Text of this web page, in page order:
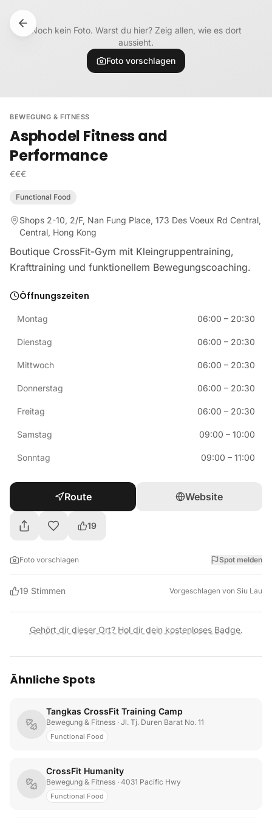
Noch kein Foto. Warst du hier? Zeig allen, wie es dort
aussieht.
Foto vorschlagen
BEWEGUNG & FITNESS
Asphodel Fitness and
Performance
€€€
Functional Food
Shops 2-10, 2/F, Nan Fung Place, 173 Des Voeux Rd Central,
Central, Hong Kong
Boutique CrossFit-Gym mit Kleingruppentraining,
Krafttraining und funktionellem Bewegungscoaching.
Öffnungszeiten
Montag 06:00 – 20:30
Dienstag 06:00 – 20:30
Mittwoch 06:00 – 20:30
Donnerstag 06:00 – 20:30
Freitag 06:00 – 20:30
Samstag 09:00 – 10:00
Sonntag 09:00 – 11:00
Route Website
19
Foto vorschlagen Spot melden
19 Stimmen Vorgeschlagen von Siu Lau
Gehört dir dieser Ort? Hol dir dein kostenloses Badge.
Ähnliche Spots
Tangkas CrossFit Training Camp
Bewegung & Fitness · Jl. Tj. Duren Barat No. 11
Functional Food
CrossFit Humanity
Bewegung & Fitness · 4031 Pacific Hwy
Functional Food